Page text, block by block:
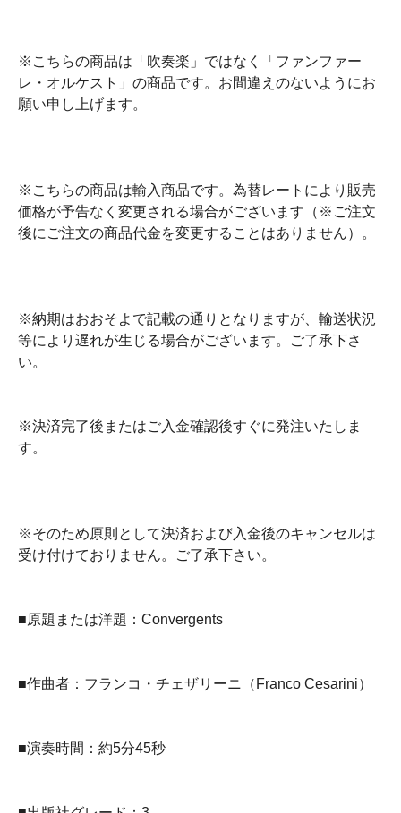
※こちらの商品は「吹奏楽」ではなく「ファンファー
レ・オルケスト」の商品です。お間違えのないようにお
願い申し上げます。
※こちらの商品は輸入商品です。為替レートにより販売
価格が予告なく変更される場合がございます（※ご注文
後にご注文の商品代金を変更することはありません）。
※納期はおおそよで記載の通りとなりますが、輸送状況
等により遅れが生じる場合がございます。ご了承下さ
い。
※決済完了後またはご入金確認後すぐに発注いたしま
す。
※そのため原則として決済および入金後のキャンセルは
受け付けておりません。ご了承下さい。
■原題または洋題：Convergents
■作曲者：フランコ・チェザリーニ（Franco Cesarini）
■演奏時間：約5分45秒